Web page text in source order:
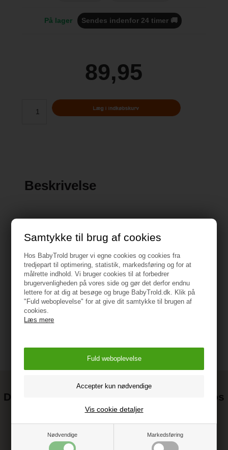
Samtykke til brug af cookies
Hos BabyTrold bruger vi egne cookies og cookies fra
tredjepart til optimering, statistik, markedsføring og for at
målrette indhold. Vi bruger cookies til at forbedrer
brugervenligheden på vores side og gør det derfor endnu
lettere for at dig at besøge og bruge BabyTrold.dk. Klik på
"Fuld weboplevelse" for at give dit samtykke til brugen af
cookies.
Læs mere
Nødvendige Markedsføring
Vis cookie detaljer
På lager Sendes indenfor 24 timer 🚚
89,95
Beskrivelse
Specifikationer
Vejledning
Det kan blive endnu billigere at handle hos
os! ;-)
Tilmeld dig vores nyhedsbrev og gå ikke glip af gode tilbud